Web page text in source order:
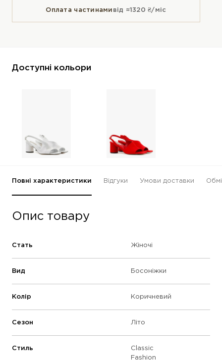
Оплата частинами від ≈1320 ₴/міс
Доступні кольори
Повні характеристики Відгуки Умови доставки
Опис товару
Стать Жіночі
Вид Босоніжки
Колір Коричневий
Сезон Літо
Стиль
Classic
Fashion